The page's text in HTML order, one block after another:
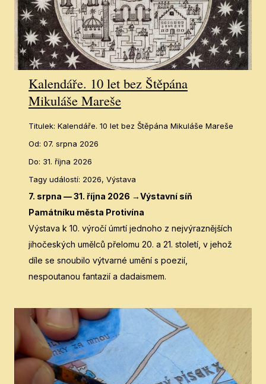
Kalendáře. 10 let bez Štěpána
Mikuláše Mareše
Titulek: Kalendáře. 10 let bez Štěpána Mikuláše Mareše
Od: 07. srpna 2026
Do: 31. října 2026
Tagy událostí: 2026, Výstava
7. srpna — 31. října 2026 →Výstavní síň
Památníku města Protivína
Výstava k 10. výročí úmrtí jednoho z nejvýraznějších
jihočeských umělců přelomu 20. a 21. století, v jehož
díle se snoubilo výtvarné umění s poezií,
nespoutanou fantazií a dadaismem.